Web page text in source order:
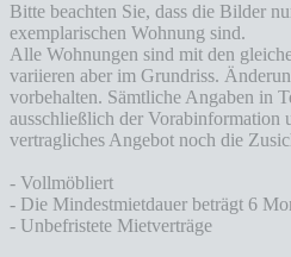
Bitte beachten Sie, dass die Bilder
exemplarischen Wohnung sind.
Alle Wohnungen sind mit den
variieren aber im Grundriss.
vorbehalten. Sämtliche Angaben in
ausschließlich der Vorabinformation
vertragliches Angebot noch die
- Vollmöbliert
- Die Mindestmietdauer beträgt 6
- Unbefristete Mietverträge